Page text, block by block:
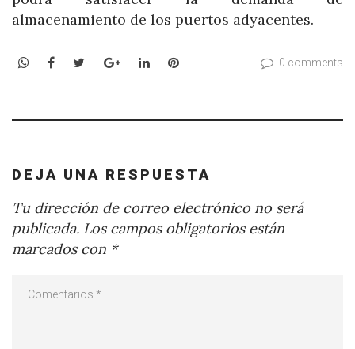
almacenamiento de los puertos adyacentes.
WhatsApp
Facebook
TwitterGoogle+LinkedInPinterest 0 comments
DEJA UNA RESPUESTA
Tu dirección de correo electrónico no será
publicada. Los campos obligatorios están
marcados con *